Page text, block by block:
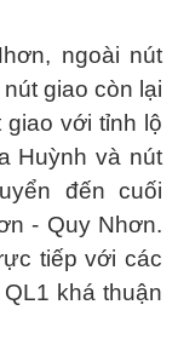
ngoài nút
giao còn lại
giao với tỉnh lộ
Huỳnh và nút
đến cuối
- Quy Nhơn.
tiếp với các
khá thuận